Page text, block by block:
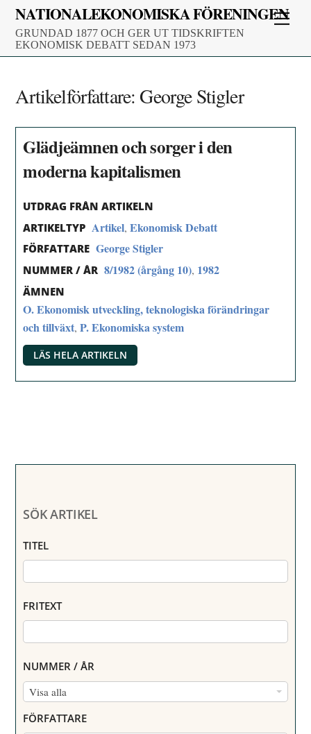
Skip
content
NATIONALEKONOMISKA FÖRENINGEN
GRUNDAD 1877 OCH GER UT TIDSKRIFTEN
EKONOMISK DEBATT SEDAN 1973
Artikelförfattare: George Stigler
Glädjeämnen och sorger i den
moderna kapitalismen
UTDRAG FRÅN ARTIKELN
ARTIKELTYP Artikel,Ekonomisk Debatt
FÖRFATTARE George Stigler
NUMMER / ÅR 8/1982 (årgång 10), 1982
ÄMNEN
O. Ekonomisk utveckling, teknologiska förändringar
och tillväxt,P. Ekonomiska system
LÄS HELA ARTIKELN
SÖK ARTIKEL
TITEL
FRITEXT
NUMMER / ÅR
Visa alla
N
M
FÖRFATTARE